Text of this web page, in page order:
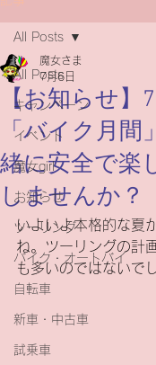
All Posts
キャンペーン
イベント
魔女girl
お知らせ
ツーリング
バイク・オートバイ
自転車
新車・中古車
試乗車
All Posts
【お知らせ】
「バイク月間
緒に安全で楽
しませんか？
魔女さま
7月6日
いよいよ本格的な夏
ね。ツーリングの計
も多いのではないで